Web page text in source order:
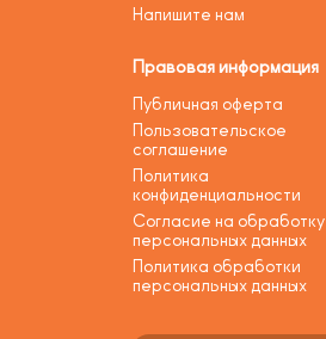
Напишите нам
Правовая информация
Публичная оферта
Пользовательское
соглашение
Политика
конфиденциальности
Согласие на обработку
персональных данных
Политика обработки
персональных данных